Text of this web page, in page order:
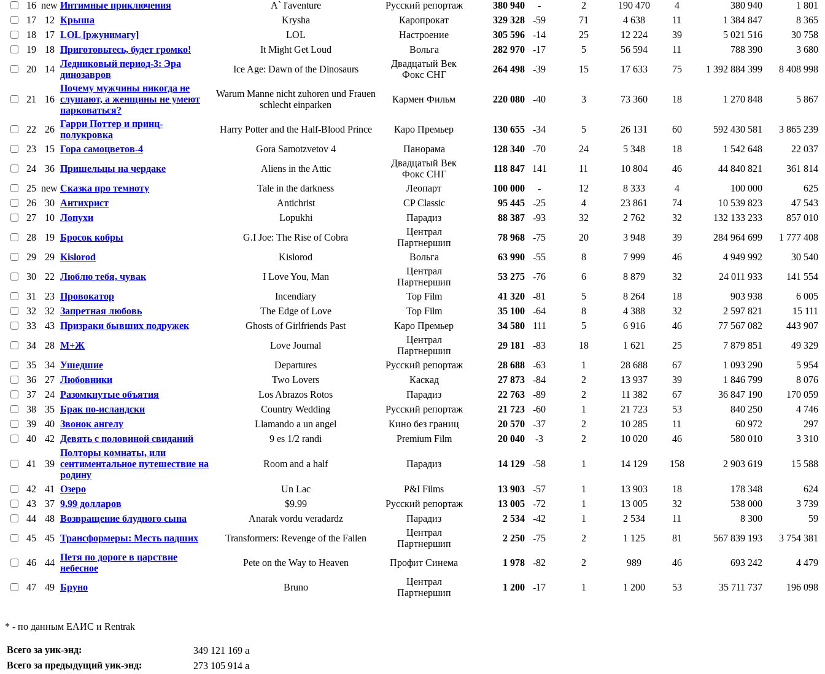
16 new Интимные приключения A` l'aventure Русский репортаж 380 940 - 2 190 470 4 380 940
1 801
17
12 Крыша Krysha Каропрокат 329 328 -59 71 4 638 11 1 384 847
8 365
18
17 LOL [ржунимагу] LOL Настроение 305 596 -14 25 12 224 39 5 021 516
30 758
19
18 Приготовьтесь, будет громко! It Might Get Loud Вольга 282 970 -17 5 56 594 11 788 390
3 680
20
14
Ледниковый период-3: Эра
динозавров
Ice Age: Dawn of the Dinosaurs
Двадцатый Век
Фокс СНГ
264 498 -39 15 17 633 75 1 392 884 399 8 408 998
21 16
Почему мужчины никогда не
слушают, а женщины не умеют
парковаться?
Warum Manne nicht zuhoren und Frauen
schlecht einparken
Кармен Фильм 220 080 -40 3 73 360 18 1 270 848 5 867
22 26
Гарри Поттер и принц-
полукровка
Harry Potter and the Half-Blood Prince Каро Премьер 130 655 -34 5 26 131 60 592 430 581
3 865 239
23
15 Гора самоцветов-4 Gora Samotzvetov 4 Панорама 128 340 -70 24 5 348 18 1 542 648
22 037
24
36 Пришельцы на чердаке Aliens in the Attic
Двадцатый Век
Фокс СНГ
118 847 141 11 10 804 46 44 840 821
361 814
25 new Сказка про темноту Tale in the darkness Леопарт 100 000 - 12 8 333 4 100 000
625
26
30 Антихрист Antichrist CP Classic 95 445 -25 4 23 861 74 10 539 823
47 543
27
10 Лопухи Lopukhi Парадиз 88 387 -93 32 2 762 32 132 133 233
857 010
28
19 Бросок кобры G.I Joe: The Rise of Cobra
Централ
Партнершип
78 968 -75 20 3 948 39 284 964 699
1 777 408
29
29 Kislorod Kislorod Вольга 63 990 -55 8 7 999 46 4 949 992
30 540
30
22 Люблю тебя, чувак I Love You, Man
Централ
Партнершип
53 275 -76 6 8 879 32 24 011 933
141 554
31
23 Провокатор Incendiary Top Film 41 320 -81 5 8 264 18 903 938
6 005
32
32 Запретная любовь The Edge of Love Top Film 35 100 -64 8 4 388 32 2 597 821
15 111
33
43 Призраки бывших подружек Ghosts of Girlfriends Past Каро Премьер 34 580 111 5 6 916 46 77 567 082
443 907
34
28 М+Ж Love Journal
Централ
Партнершип
29 181 -83 18 1 621 25 7 879 851
49 329
35
34 Ушедшие Departures Русский репортаж 28 688 -63 1 28 688 67 1 093 290
5 954
36
27 Любовники Two Lovers Каскад 27 873 -84 2 13 937 39 1 846 799
8 076
37
24 Разомкнутые объятия Los Abrazos Rotos Парадиз 22 763 -89 2 11 382 67 36 847 190
170 059
38
35 Брак по-исландски Country Wedding Русский репортаж 21 723 -60 1 21 723 53 840 250
4 746
39
40 Звонок ангелу Llamando a un angel Кино без границ 20 570 -37 2 10 285 11 60 972
297
40
42 Девять с половиной свиданий 9 es 1/2 randi Premium Film 20 040 -3 2 10 020 46 580 010 3 310
41 39
Полторы комнаты, или
сентиментальное путешествие на
родину
Room and a half Парадиз 14 129 -58 1 14 129 158 2 903 619 15 588
42 41 Озеро Un Lac P&I Films 13 903 -57 1 13 903 18 178 348
624
43
37 9.99 долларов $9.99 Русский репортаж 13 005 -72 1 13 005 32 538 000
3 739
44
48 Возвращение блудного сына Anarak vordu veradardz Парадиз 2 534 -42 1 2 534 11 8 300
59
45
45 Трансформеры: Месть падших Transformers: Revenge of the Fallen
Централ
Партнершип
2 250 -75 2 1 125 81 567 839 193 3 754 381
46 44
Петя по дороге в царствие
небесное
Pete on the Way to Heaven Профит Синема 1 978 -82 2 989 46 693 242 4 479
47 49 Бруно Bruno
Централ
Партнершип
1 200 -17 1 1 200 53 35 711 737 196 098
* - по данным ЕАИС и Rentrak
Всего за уик-энд: 349 121 169 a
Всего за предыдущий уик-энд: 273 105 914 a